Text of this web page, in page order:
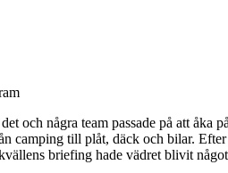
och några team passade på att åka
camping till plåt, däck och bilar.
briefing hade vädret blivit